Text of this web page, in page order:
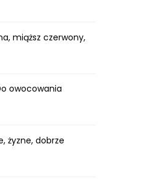
miąższ czerwony,
owocowania
żyzne, dobrze